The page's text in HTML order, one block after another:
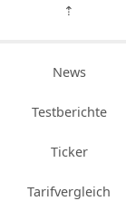
⇡
News
Testberichte
Ticker
Tarifvergleich